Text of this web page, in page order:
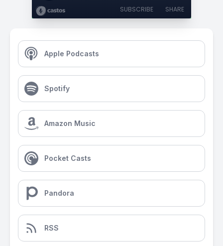
SUBSCRIBE SHARE
Apple Podcasts
Spotify
Amazon Music
Pocket Casts
Pandora
RSS